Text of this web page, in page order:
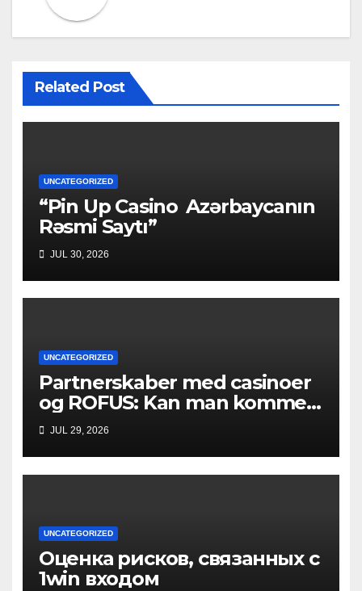
Related Post
UNCATEGORIZED
“Pin Up Casino ️ Azərbaycanın
Rəsmi Saytı”
JUL 30, 2026
UNCATEGORIZED
Partnerskaber med casinoer
og ROFUS: Kan man komme
ind?
JUL 29, 2026
UNCATEGORIZED
Оценка рисков, связанных с
1win входом